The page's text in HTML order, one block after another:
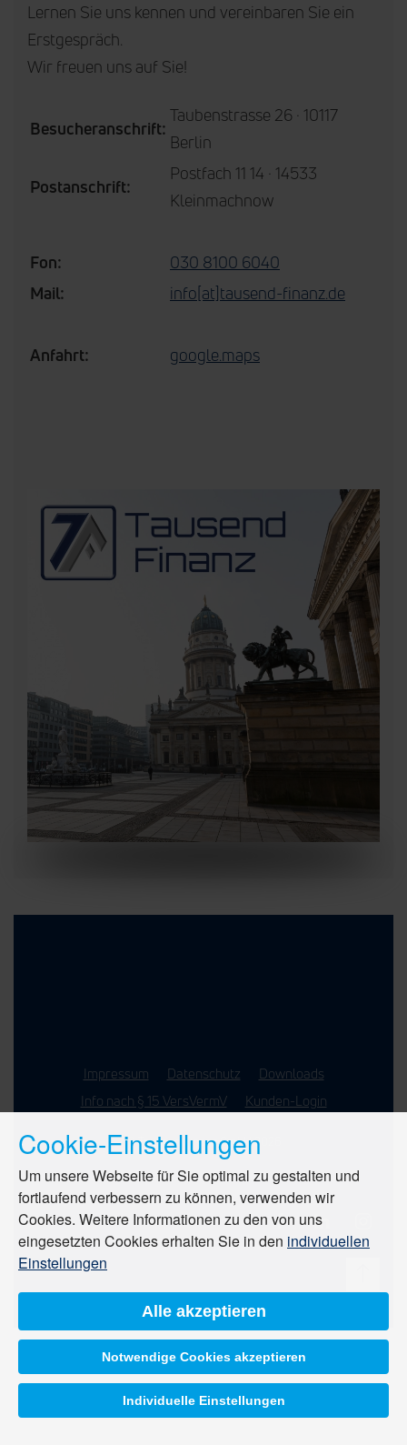
Lernen Sie uns kennen und vereinbaren Sie ein
Erstgespräch.
Wir freuen uns auf Sie!
Besucheranschrift:
Taubenstrasse 26 · 10117
Berlin
Postanschrift:
Postfach 11 14 · 14533
Kleinmachnow
Fon:
030 8100 6040
Mail:
info[at]tausend-finanz.de
Anfahrt: google.maps
Impressum Datenschutz
Downloads
Info nach § 15 VersVermV
Kunden-Login
© Tausend Finanz GmbH 2026
Cookie-Einstellungen
Um unsere Webseite für Sie optimal zu gestalten und
fortlaufend verbessern zu können, verwenden wir
Cookies. Weitere Informationen zu den von uns
eingesetzten Cookies erhalten Sie in den individuellen
Einstellungen
Alle akzeptieren
Notwendige Cookies akzeptieren
Individuelle Einstellungen